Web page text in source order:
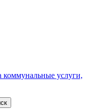
услуги,